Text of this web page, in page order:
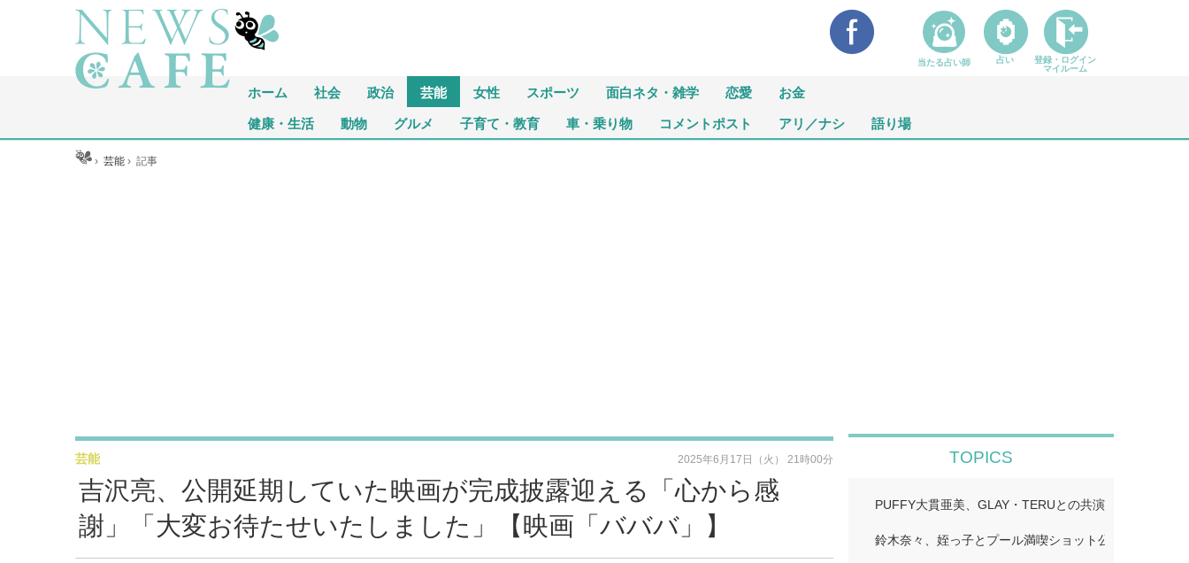
ホーム 社会 政治 芸能 女性 スポーツ 面白ネタ・雑学 恋愛 お金
健康・生活 動物 グルメ 子育て・教育 車・乗り物 コメントポスト アリ／ナシ 語り場
ホーム ›芸能 ›記事
吉沢亮、公開延期していた映画が完成披露迎える「心から感
謝」「大変お待たせいたしました」【映画「バババ」】
芸能 2025年6月17日（火） 21時00分 TOPICS
PUFFY大貫亜美、GLAY・TERUとの共演ショット公開
鈴木奈々、姪っ子とプール満喫ショット公開「仲良し
当たる占い師 占い
登録・ログイン
マイルーム